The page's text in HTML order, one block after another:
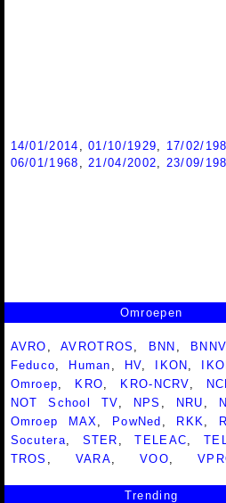
14/01/2014 ,01/10/1929 17/02/
06/01/1968
21/04/2002
23/09/
Omroepen
AVRO ,AVROTROS BNN
Feduco
Human HV IKON
Omroep
KRO KRO-NCRV
NOT School TV
NPS NRU
Omroep MAX
PowNed RKK
Socutera
STER ,TELEAC
TROS
VARA ,VOO ,
Trending